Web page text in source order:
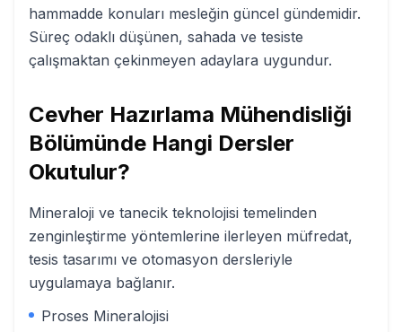
hammadde konuları mesleğin güncel gündemidir.
Süreç odaklı düşünen, sahada ve tesiste
çalışmaktan çekinmeyen adaylara uygundur.
Cevher Hazırlama Mühendisliği
Bölümünde Hangi Dersler
Okutulur?
Mineraloji ve tanecik teknolojisi temelinden
zenginleştirme yöntemlerine ilerleyen müfredat,
tesis tasarımı ve otomasyon dersleriyle
uygulamaya bağlanır.
Proses Mineralojisi